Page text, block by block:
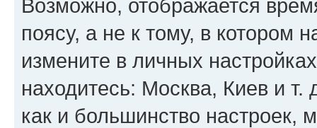
Возможно, отображается
поясу, а не к тому, в котором
измените в личных
находитесь: Москва, Киев и т.
как и большинство настроек,